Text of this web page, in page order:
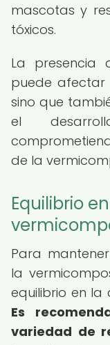
mascotas y
tóxicos.
La presencia
puede
sino que
el
de la
Equilibrio
Para
la
equilibrio en la
Es
variedad de